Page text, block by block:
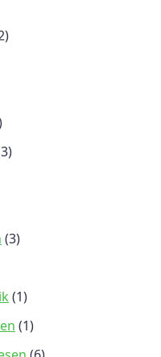
(3)
(1)
(1)